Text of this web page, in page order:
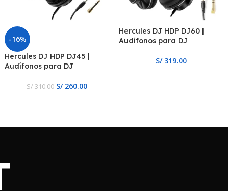
-16%
Hercules DJ HDP DJ45 |
Audífonos para DJ
S/310.00 S/260.00
Hercules DJ HDP DJ60 |
Audífonos para DJ
S/319.00